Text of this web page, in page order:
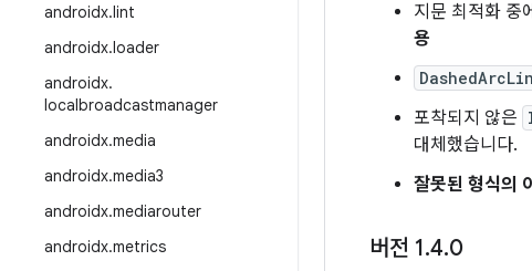
androidx.lint
androidx.loader
androidx.
localbroadcastmanager
androidx.media
androidx.media3
androidx.mediarouter
androidx.metrics
지문 최적화 중
용
포착되지 않은
대체했습니다.
잘못된 형식의
버전 1.4.0